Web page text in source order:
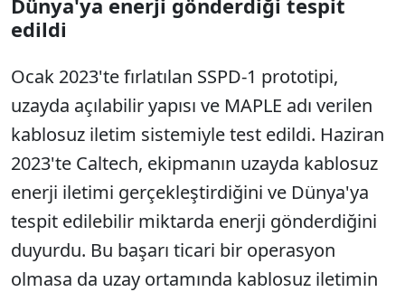
Dünya'ya enerji gönderdiği tespit
edildi
Ocak 2023'te fırlatılan SSPD-1 prototipi,
uzayda açılabilir yapısı ve MAPLE adı verilen
kablosuz iletim sistemiyle test edildi. Haziran
2023'te Caltech, ekipmanın uzayda kablosuz
enerji iletimi gerçekleştirdiğini ve Dünya'ya
tespit edilebilir miktarda enerji gönderdiğini
duyurdu. Bu başarı ticari bir operasyon
olmasa da uzay ortamında kablosuz iletimin